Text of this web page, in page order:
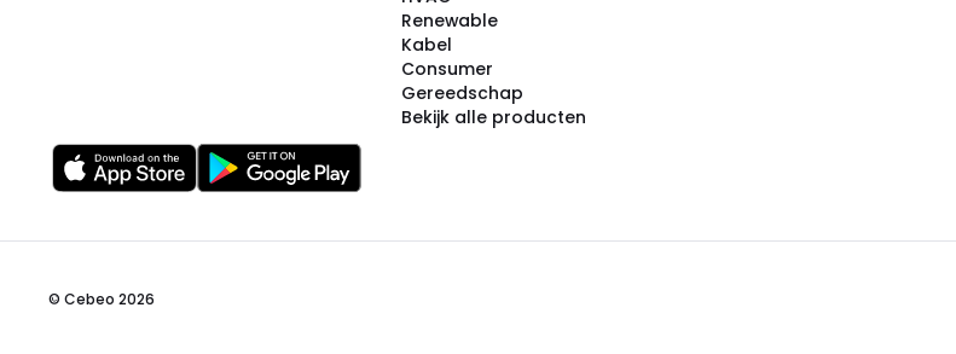
Renewable
Kabel
Consumer
Gereedschap
Bekijk alle producten
© Cebeo 2026